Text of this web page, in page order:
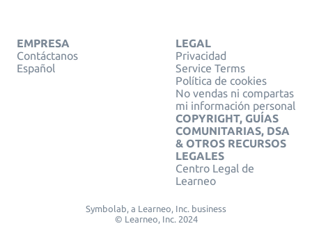
EMPRESA
Contáctanos
Español
LEGAL
Privacidad
Service Terms
Política de cookies
No vendas ni compartas
mi información personal
COPYRIGHT, GUÍAS
COMUNITARIAS, DSA
& OTROS RECURSOS
LEGALES
Centro Legal de
Learneo
Symbolab, a Learneo, Inc. business
© Learneo, Inc. 2024